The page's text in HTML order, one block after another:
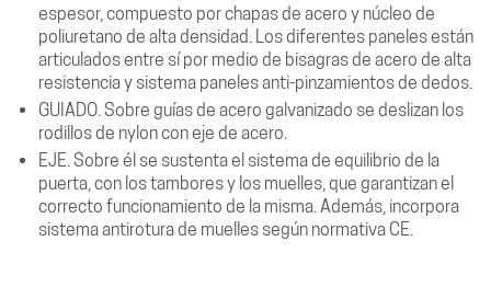
espesor, compuesto por chapas de acero y núcleo de
poliuretano de alta densidad. Los diferentes paneles están
articulados entre sí por medio de bisagras de acero de alta
resistencia y sistema paneles anti-pinzamientos de dedos.
GUIADO. Sobre guías de acero galvanizado se deslizan los
rodillos de nylon con eje de acero.
EJE. Sobre él se sustenta el sistema de equilibrio de la
puerta, con los tambores y los muelles, que garantizan el
correcto funcionamiento de la misma. Además, incorpora
sistema antirotura de muelles según normativa CE.